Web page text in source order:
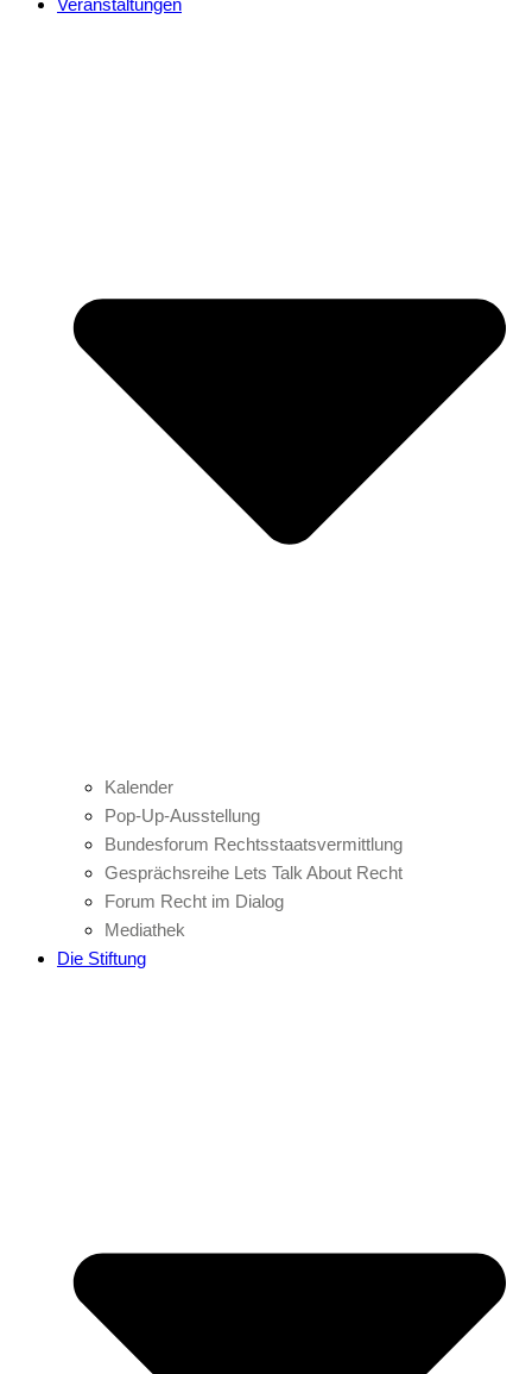
Veranstaltungen
Kalender
Pop-Up-Ausstellung
Bundesforum Rechtsstaatsvermittlung
Gesprächsreihe Lets Talk About Recht
Forum Recht im Dialog
Mediathek
Die Stiftung